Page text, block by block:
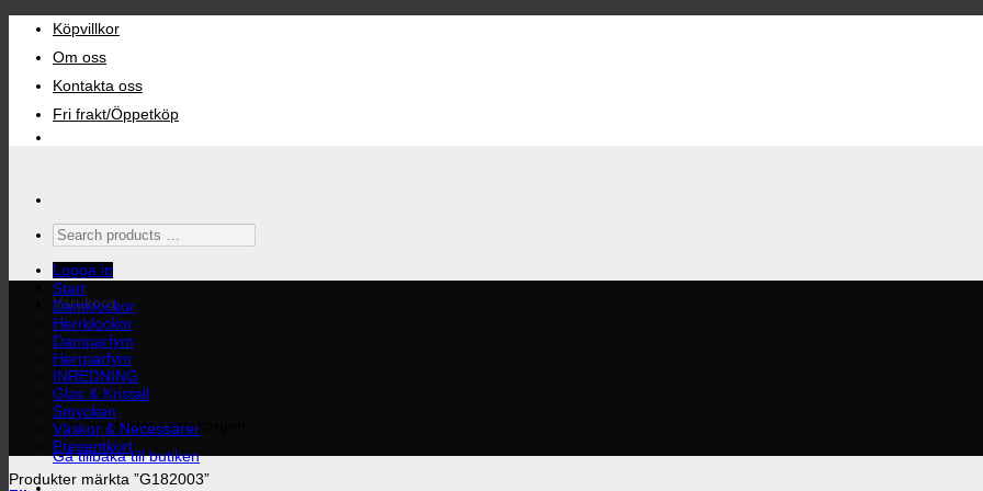
content
Köpvillkor
Om oss
Kontakta oss
Fri frakt/Öppetköp
Search
products
…Logga in
Varukorg
Inga produkter i varukorgen.
Gå tillbaka till butiken
Start
Damklockor
Herrklockor
Damparfym
Herrparfym
INREDNING
Glas & Kristall
Smycken
Väskor & Necessärer
Presentkort
Produkter märkta ”G182003”